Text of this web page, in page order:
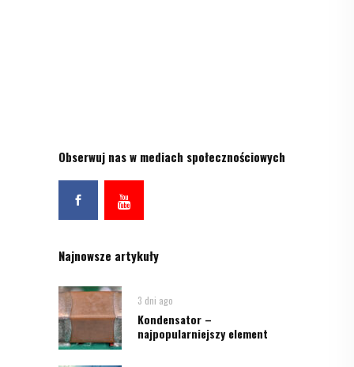
Obserwuj nas w mediach społecznościowych
Najnowsze artykuły
3 dni ago
Kondensator –
najpopularniejszy element